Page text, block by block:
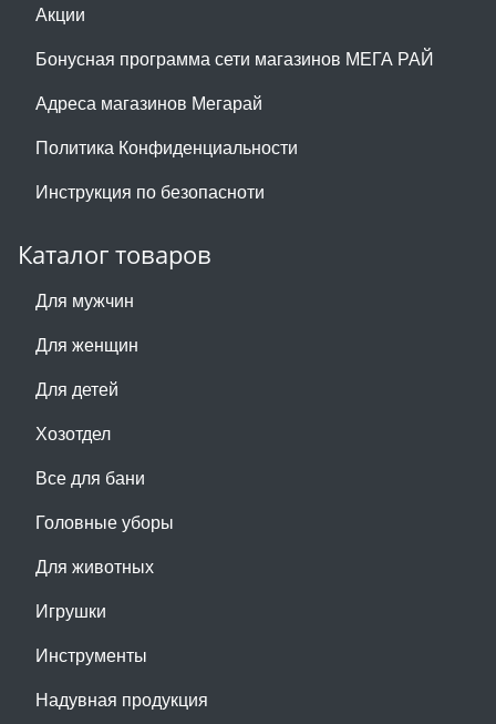
Акции
Бонусная программа сети магазинов МЕГА РАЙ
Адреса магазинов Мегарай
Политика Конфиденциальности
Инструкция по безопасноти
Каталог товаров
Для мужчин
Для женщин
Для детей
Хозотдел
Все для бани
Головные уборы
Для животных
Игрушки
Инструменты
Надувная продукция